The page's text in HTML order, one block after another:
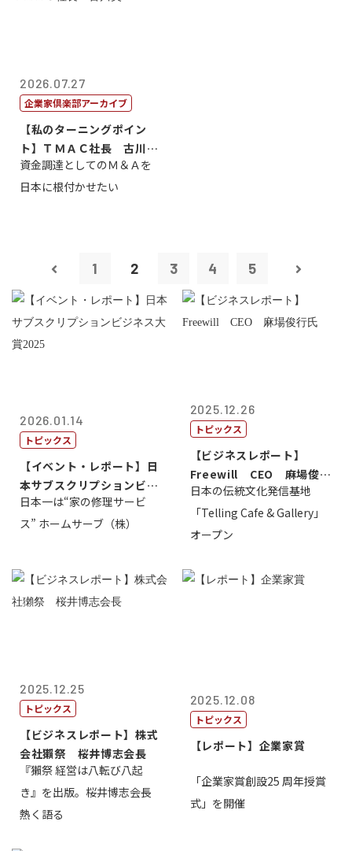
2026.07.27
企業家倶楽部アーカイブ
【私のターニングポイン
ト】ＴＭＡＣ社長 古川英
一
資金調達としてのＭ＆Ａを
日本に根付かせたい
1 2 3 4 5
2026.01.14
トピックス
【イベント・レポート】日
本サブスクリプションビジ
ネス大賞20...
日本一は“家の修理サービ
ス” ホームサーブ（株）
2025.12.26
トピックス
【ビジネスレポート】
Freewill CEO 麻場俊行
氏
日本の伝統文化発信基地
「Telling Cafe & Gallery」
オープン
2025.12.25
トピックス
【ビジネスレポート】株式
会社獺祭 桜井博志会長
『獺祭 経営は八転び八起
き』を出版。桜井博志会長
熱く語る
2025.12.08
トピックス
【レポート】企業家賞
「企業家賞創設25 周年授賞
式」を開催